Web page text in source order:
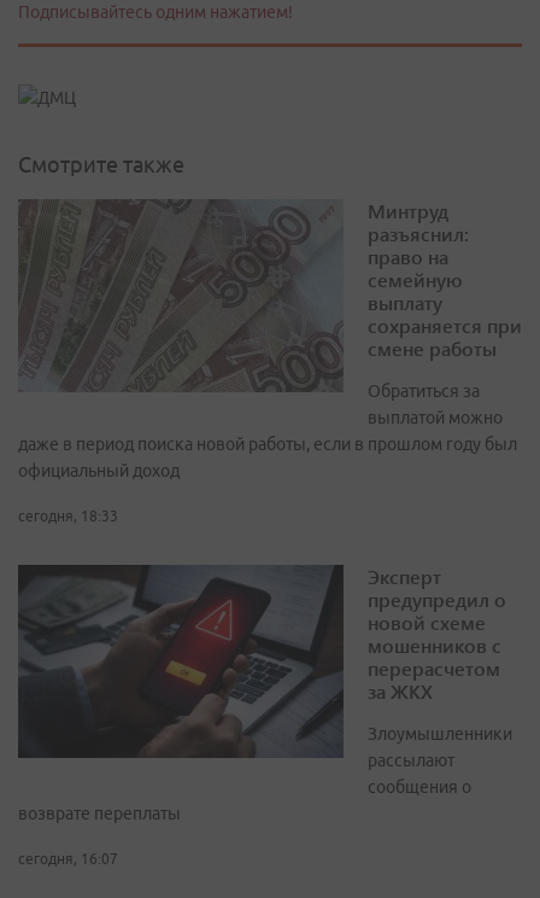
Подписывайтесь одним нажатием!
Смотрите также
Минтруд
разъяснил:
право на
семейную
выплату
сохраняется при
смене работы
Обратиться за
выплатой можно
даже в период поиска новой работы, если в прошлом году был
официальный доход
сегодня, 18:33
Эксперт
предупредил о
новой схеме
мошенников с
перерасчетом
за ЖКХ
Злоумышленники
рассылают
сообщения о
возврате переплаты
сегодня, 16:07